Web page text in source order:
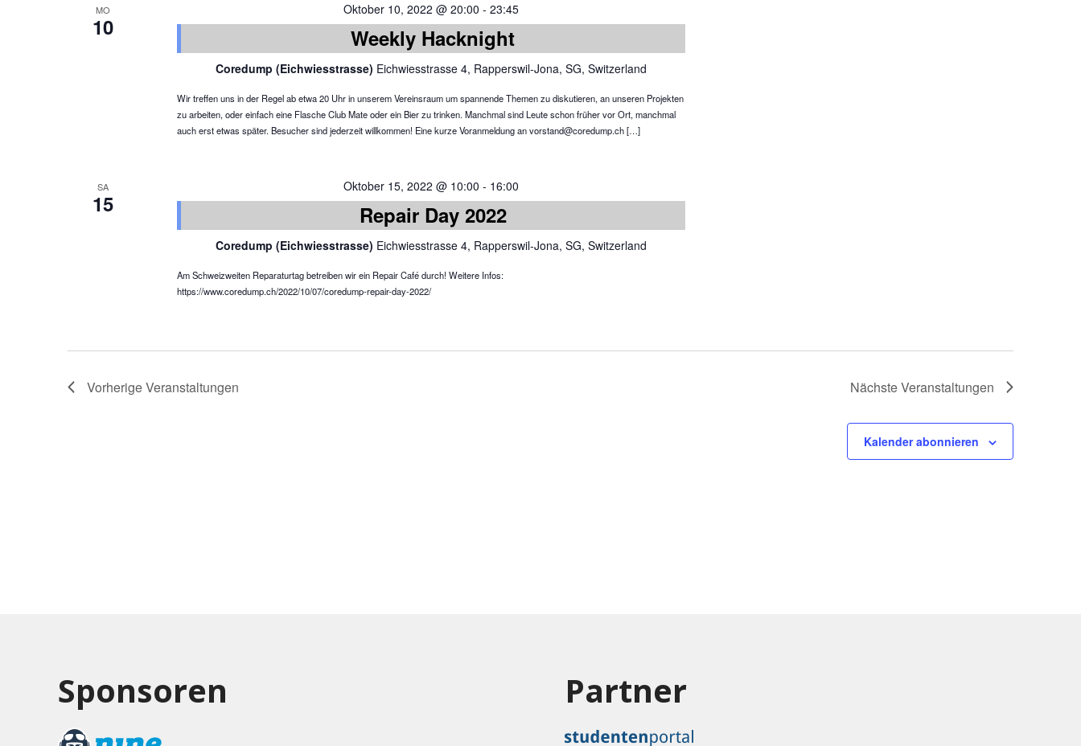
MO
10
Oktober 10, 2022 @ 20:00 - 23:45
Weekly Hacknight
Coredump (Eichwiesstrasse) Eichwiesstrasse 4, Rapperswil-Jona, SG, Switzerland
Wir treffen uns in der Regel ab etwa 20 Uhr in unserem Vereinsraum um spannende Themen zu diskutieren, an unseren Projekten
zu arbeiten, oder einfach eine Flasche Club Mate oder ein Bier zu trinken. Manchmal sind Leute schon früher vor Ort, manchmal
auch erst etwas später. Besucher sind jederzeit willkommen! Eine kurze Voranmeldung an vorstand@coredump.ch […]
SA
15
Oktober 15, 2022 @ 10:00 - 16:00
Repair Day 2022
Coredump (Eichwiesstrasse) Eichwiesstrasse 4, Rapperswil-Jona, SG, Switzerland
Am Schweizweiten Reparaturtag betreiben wir ein Repair Café durch! Weitere Infos:
https://www.coredump.ch/2022/10/07/coredump-repair-day-2022/
VorherigeVeranstaltungen NächsteVeranstaltungen
Kalender abonnieren
Sponsoren Partner